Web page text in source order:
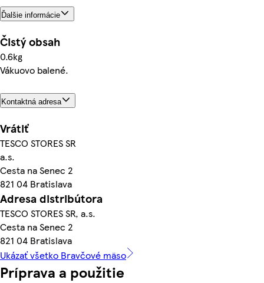
Ďalšie informácie
Čistý obsah
0.6kg
Vákuovo balené.
Kontaktná adresa
Vrátiť
TESCO STORES SR
a.s.
Cesta na Senec 2
821 04 Bratislava
Adresa distribútora
TESCO STORES SR, a.s.
Cesta na Senec 2
821 04 Bratislava
Ukázať všetko Bravčové mäso
Príprava a použitie